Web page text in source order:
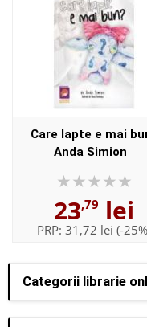
Categorii librarie
Care lapte e mai
Anda Simion
23,79 lei
PRP: 31,72 lei (-